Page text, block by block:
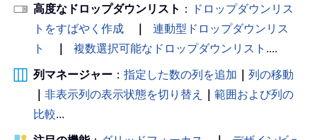
高度なドロップダウンリスト ： ドロップダウンリス
トをすばやく作成
｜
連動型ドロップダウンリス
ト
｜ 複数選択可能なドロップダウンリスト ....
列マネージャー ： 指定した数の列を追加 ｜ 列の移動
｜ 非表示列の表示状態を切り替え ｜ 範囲および列の
比較...